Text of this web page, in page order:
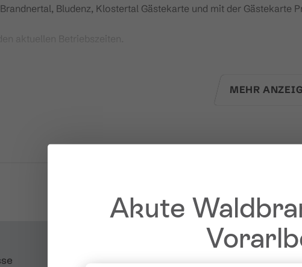
Bludenz, Klostertal Gästekarte und mit der
aktuellen Betriebszeiten.
MEHR
Akute